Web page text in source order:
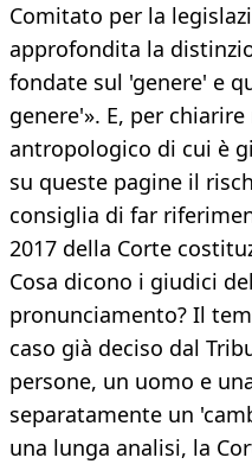
Comitato per la
approfondita la
fondate sul 'genere' e
genere'». E, per
antropologico di cui è
su queste pagine il
consiglia di far
2017 della Corte
Cosa dicono i giudici
pronunciamento? Il
caso già deciso dal
persone, un uomo e
separatamente un
una lunga analisi, la